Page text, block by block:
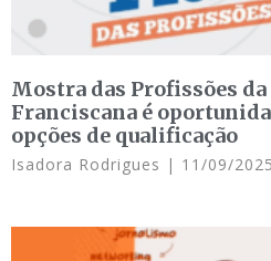
Mostra das Profissões
Franciscana é
opções de qualificação
Isadora Rodrigues 11/09/2025